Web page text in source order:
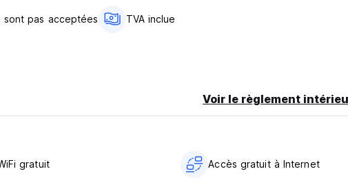
pas acceptées TVA inclue
Voir le règlement
gratuit Accès gratuit à Internet